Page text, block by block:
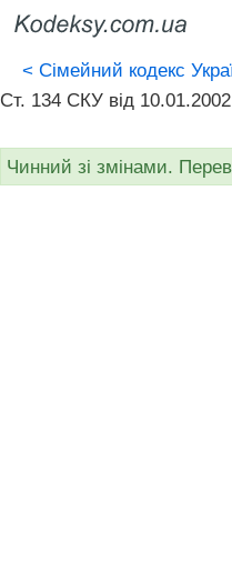
< Сімейний кодекс
Ст. 134 СКУ від
Чинний зі змінами.